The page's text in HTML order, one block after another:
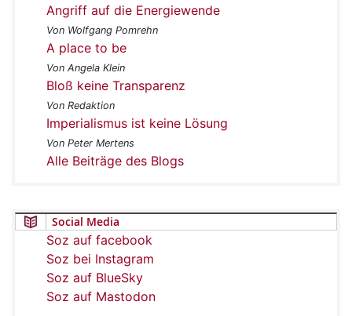
Angriff auf die Energiewende
Von Wolfgang Pomrehn
A place to be
Von Angela Klein
Bloß keine Transparenz
Von Redaktion
Imperialismus ist keine Lösung
Von Peter Mertens
Alle Beiträge des Blogs
Social Media
Soz auf facebook
Soz bei Instagram
Soz auf BlueSky
Soz auf Mastodon